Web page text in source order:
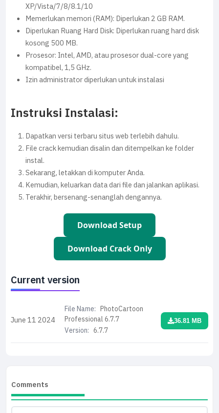
XP/Vista/7/8/8.1/10
Memerlukan memori (RAM): Diperlukan 2 GB RAM.
Diperlukan Ruang Hard Disk: Diperlukan ruang hard disk
kosong 500 MB.
Prosesor: Intel, AMD, atau prosesor dual-core yang
kompatibel, 1,5 GHz.
Izin administrator diperlukan untuk instalasi
Instruksi Instalasi:
Dapatkan versi terbaru situs web terlebih dahulu.
File crack kemudian disalin dan ditempelkan ke folder
instal.
Sekarang, letakkan di komputer Anda.
Kemudian, keluarkan data dari file dan jalankan aplikasi.
Terakhir, bersenang-senanglah dengannya.
Download Setup
Download Crack Only
Current version
June 11 2024
File Name: PhotoCartoon
Professional 6.7.7
Version: 6.7.7
36.81 MB
Comments